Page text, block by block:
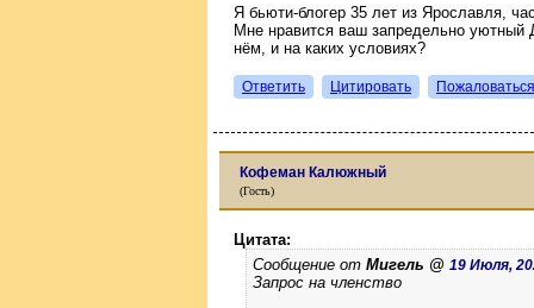
Я бьюти-блогер 35 лет из Ярославля,
Мне нравится ваш запредельно уютный
нём, и на каких условиях?
Ответить Цитировать Пожаловаться
Кофеман Калюжный
(Гость)
Цитата:
Сообщение от Мигель @ 19 Июля,
Запрос на членство